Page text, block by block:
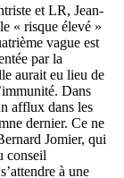
et LR, Jean-
« risque élevé »
vague est
par la
aurait eu lieu de
Dans
afflux dans les
dernier. Ce ne
Jomier, qui
conseil
à une